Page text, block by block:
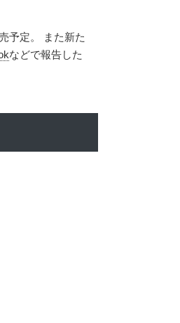
予定。 また新た
などで報告した